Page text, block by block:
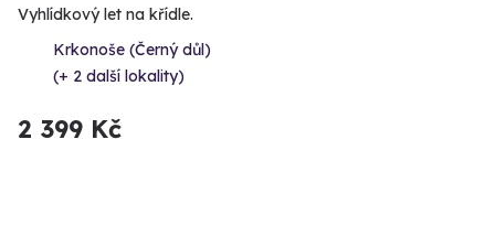
Vyhlídkový let na křídle.
Krkonoše (Černý důl)
(+ 2 další lokality)
2 399 Kč